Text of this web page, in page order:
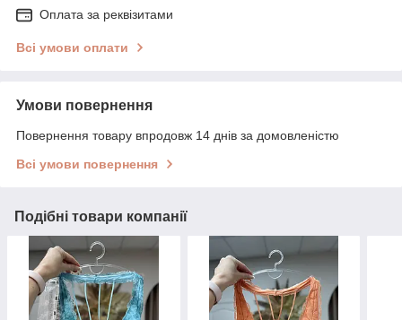
Оплата за реквізитами
Всі умови оплати
Умови повернення
Повернення товару впродовж 14 днів за домовленістю
Всі умови повернення
Подібні товари компанії